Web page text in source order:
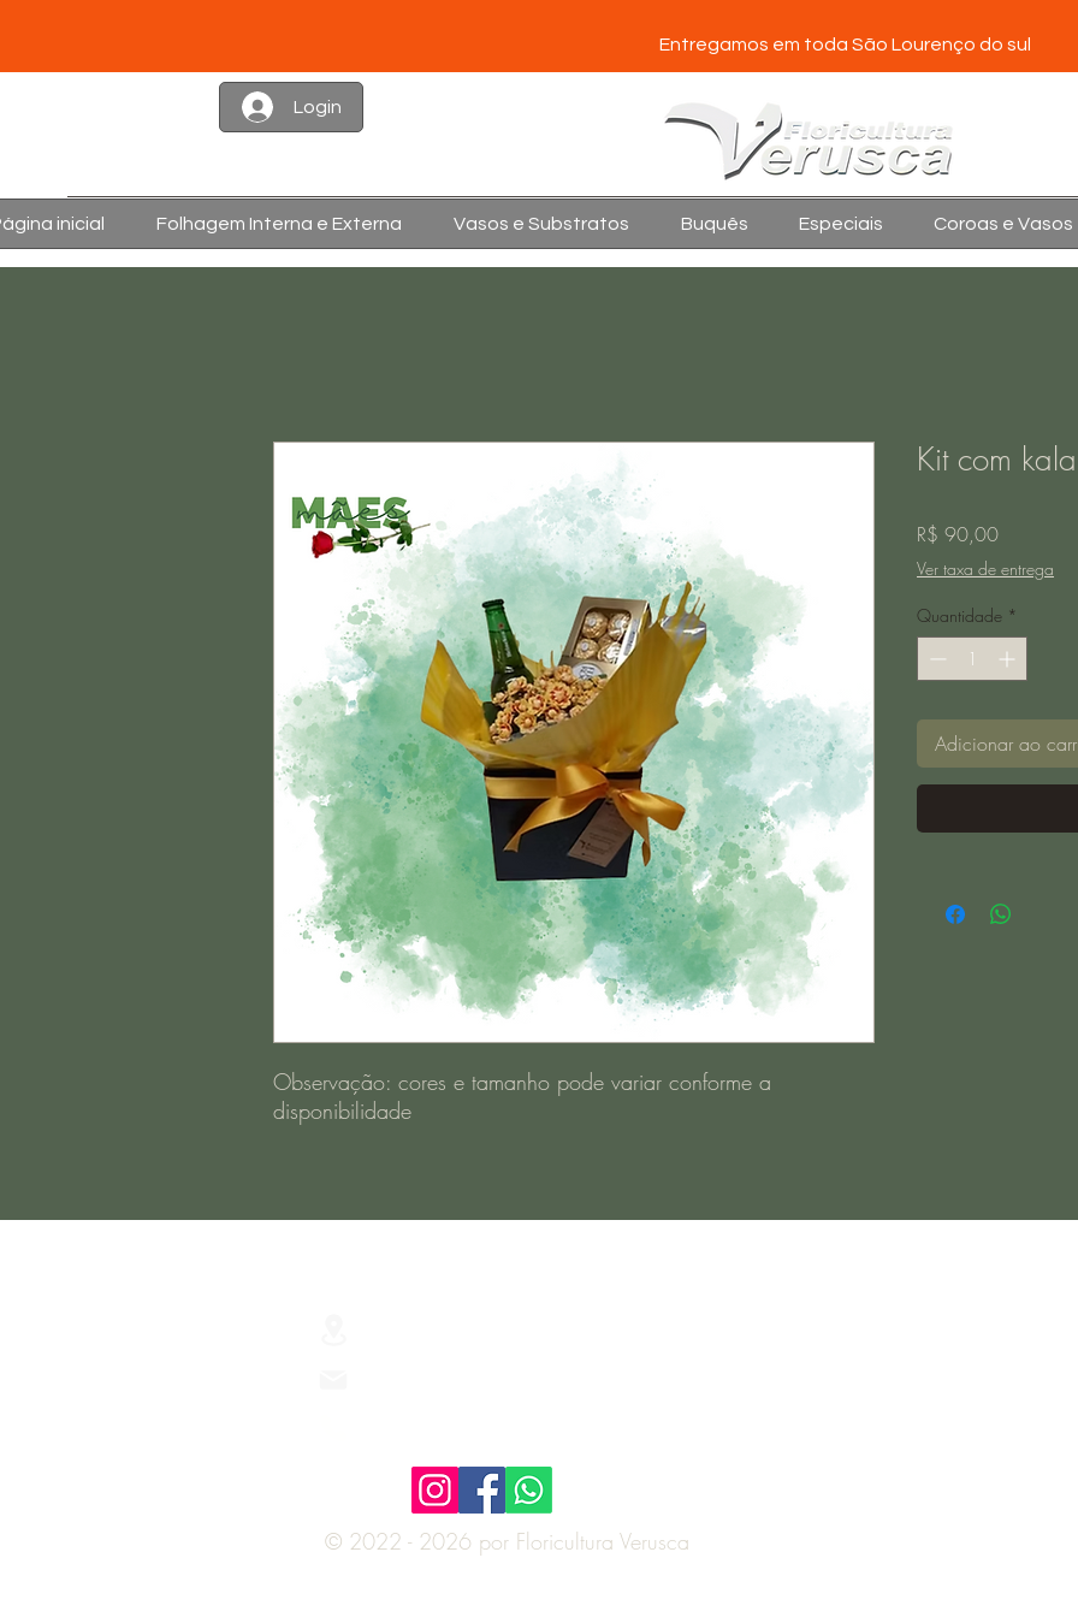
Entregamos em toda São Lourenço do sul
Login
inicial Folhagem Interna e Externa Vasos e Substratos Buquês Especiais Coroas e Vasos
Observação: cores e tamanho pode variar conforme a
disponibilidade
Kit com
R$ 90,00Preço
Ver taxa de entrega
Quantidade *
Adicionar ao
© 2022 - 2026 por Floricultura Verusca